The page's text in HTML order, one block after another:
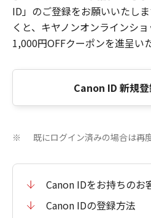
ID」のご登録をお願いいたし
くと、キヤノンオンラインシ
1,000円OFFクーポンを進呈い
Canon ID 新規
※ 既にログイン済みの場合は再
Canon IDをお持ちのお
Canon IDの登録方法